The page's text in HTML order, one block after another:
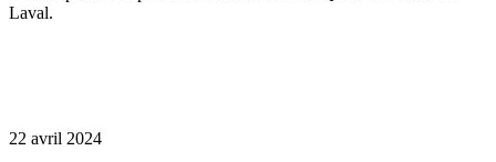
22 avril 2024